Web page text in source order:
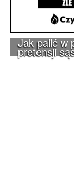
Jak palić w
pretensji